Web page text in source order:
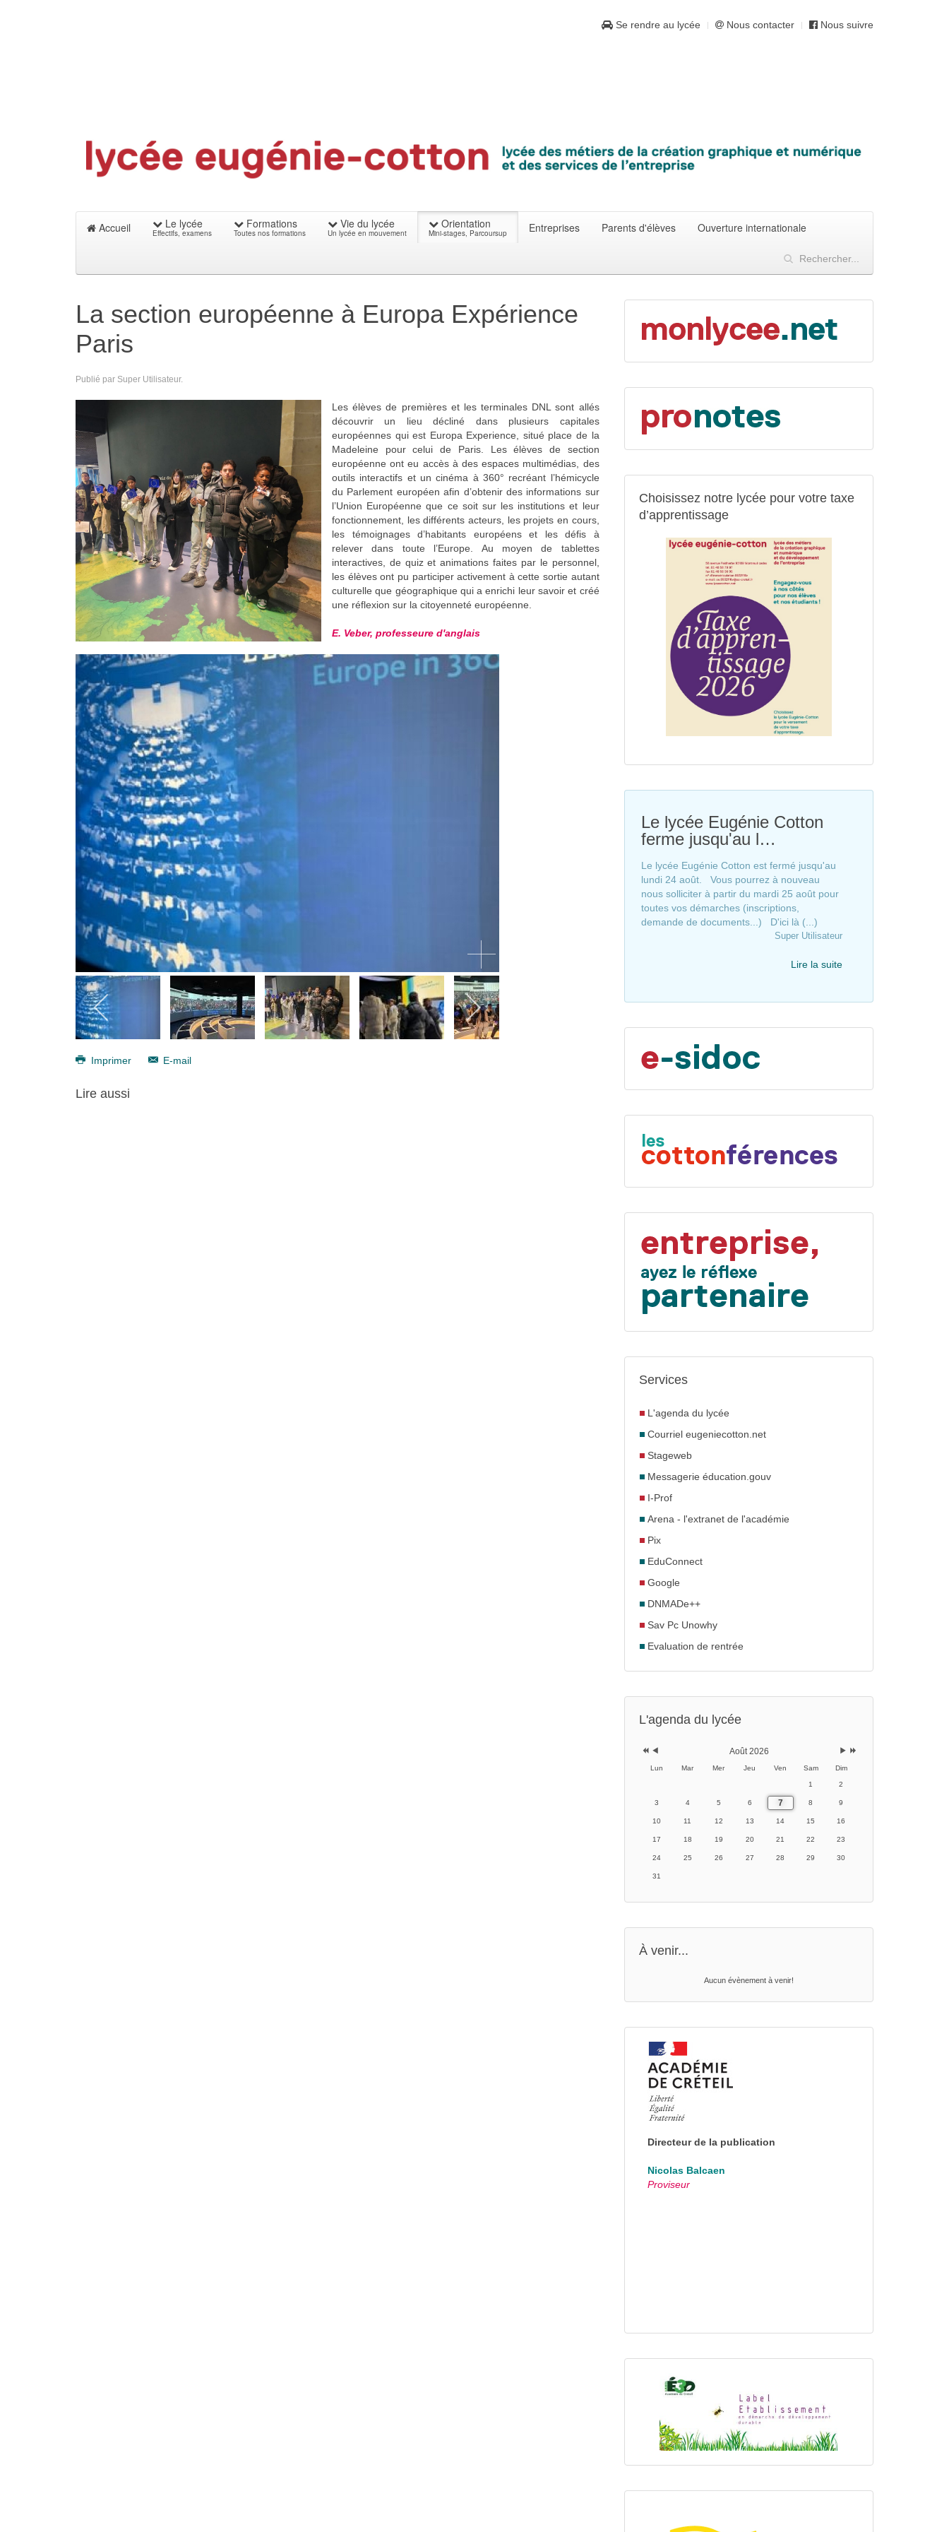
Se rendre au lycée Nous contacter Nous suivre
Accueil Le lycée
Effectifs, examens
Formations
Toutes nos formations
Vie du lycée
Un lycée en mouvement
Orientation
Mini-stages, Parcoursup Entreprises Parents d'élèves Ouverture internationale
La section européenne à Europa Expérience
Paris
Publié par Super Utilisateur.
Les élèves de premières et les terminales DNL sont allés
découvrir un lieu décliné dans plusieurs capitales
européennes qui est Europa Experience, situé place de la
Madeleine pour celui de Paris. Les élèves de section
européenne ont eu accès à des espaces multimédias, des
outils interactifs et un cinéma à 360° recréant l’hémicycle
du Parlement européen afin d’obtenir des informations sur
l’Union Européenne que ce soit sur les institutions et leur
fonctionnement, les différents acteurs, les projets en cours,
les témoignages d’habitants européens et les défis à
relever dans toute l’Europe. Au moyen de tablettes
interactives, de quiz et animations faites par le personnel,
les élèves ont pu participer activement à cette sortie autant
culturelle que géographique qui a enrichi leur savoir et créé
une réflexion sur la citoyenneté européenne.
E. Veber, professeure d'anglais
Imprimer E-mail
Lire aussi
Choisissez notre lycée pour votre taxe
d’apprentissage
Le lycée Eugénie Cotton
ferme jusqu'au l…
Le lycée Eugénie Cotton est fermé jusqu'au
lundi 24 août. Vous pourrez à nouveau
nous solliciter à partir du mardi 25 août pour
toutes vos démarches (inscriptions,
demande de documents...) D'ici là (...)
Super Utilisateur
Lire la suite
Services
L'agenda du lycée
Courriel eugeniecotton.net
Stageweb
Messagerie éducation.gouv
I-Prof
Arena - l'extranet de l'académie
Pix
EduConnect
Google
DNMADe++
Sav Pc Unowhy
Evaluation de rentrée
L'agenda du lycée
AnnéeMois
Année
Mois
Août 2026
Lun Mar Mer Jeu Ven Sam Dim
1 2
3 4 5 6 7 8 9
10 11 12 13 14 15 16
17 18 19 20 21 22 23
24 25 26 27 28 29 30
31
À venir...
Aucun évènement à venir!
Directeur de la publication
Nicolas Balcaen
Proviseur